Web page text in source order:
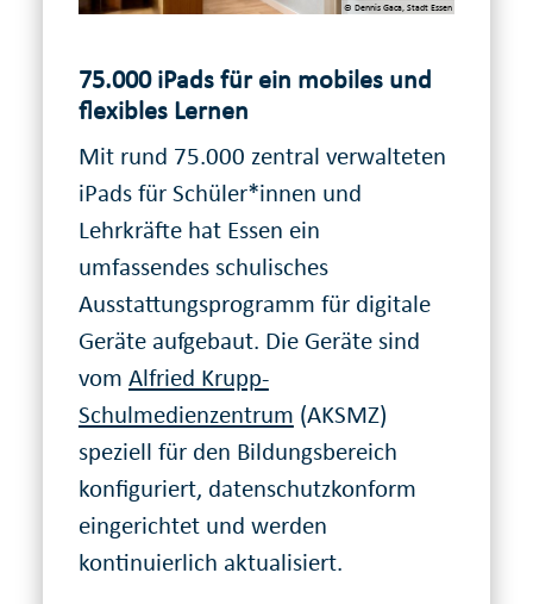
© Dennis Gaca, Stadt Essen
75.000 iPads für ein mobiles und
flexibles Lernen
Mit rund 75.000 zentral verwalteten
iPads für Schüler*innen und
Lehrkräfte hat Essen ein
umfassendes schulisches
Ausstattungsprogramm für digitale
Geräte aufgebaut. Die Geräte sind
vom Alfried Krupp-
Schulmedienzentrum (AKSMZ)
speziell für den Bildungsbereich
konfiguriert, datenschutzkonform
eingerichtet und werden
kontinuierlich aktualisiert.